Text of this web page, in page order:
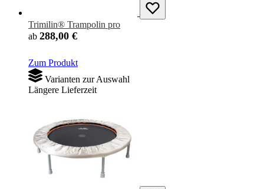
Trimilin® Trampolin pro
ab 288,00 €
Zum Produkt
Varianten zur Auswahl
Längere Lieferzeit